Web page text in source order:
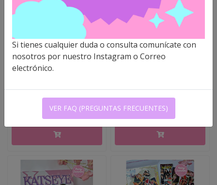
KATSEYE - MYSTERY
BOX
$14.500 CLP
+
KATSEYE - POSTALES
$7.500 CLP
-
Si tienes cualquier duda o consulta comunícate con
nosotros por nuestro Instagram o Correo
electrónico.
VER FAQ (PREGUNTAS FRECUENTES)